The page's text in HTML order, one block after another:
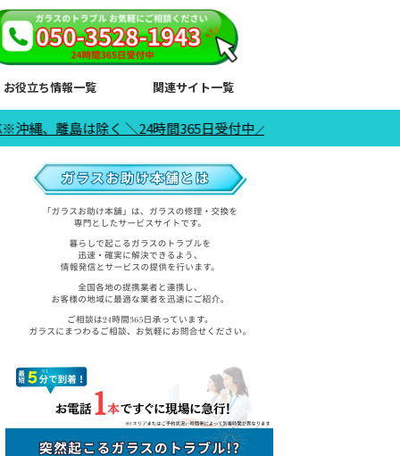
お役立ち情報一覧 関連サイト一覧
除く ＼24時間365日受付中／